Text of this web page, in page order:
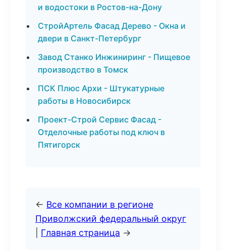
и водостоки в Ростов-на-Дону
СтройАртель Фасад Дерево - Окна и
двери в Санкт-Петербург
Завод Станко Инжиниринг - Пищевое
производство в Томск
ПСК Плюс Архи - Штукатурные
работы в Новосибирск
Проект-Строй Сервис Фасад -
Отделочные работы под ключ в
Пятигорск
← Все компании в регионе
Приволжский федеральный округ
Главная страница →